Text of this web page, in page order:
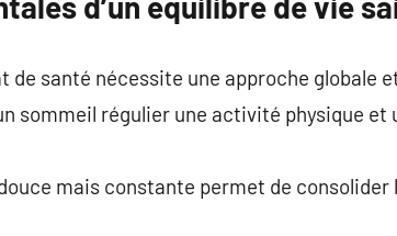
de santé nécessite une approche globale
sommeil régulier une activité physique
mais constante permet de consolider